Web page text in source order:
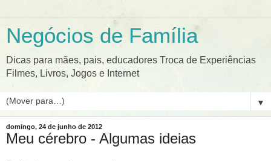
Negócios de Família
Dicas para mães, pais, educadores Troca de Experiências
Filmes, Livros, Jogos e Internet
▼
domingo, 24 de junho de 2012
Meu cérebro - Algumas ideias